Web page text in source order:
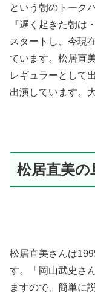
という朝のトーク
『遅く起きた朝は
スタートし、今現
ています。 松居直
レギュラーとして
出演しています。
松居直美の
松居直美さんは
す。「岡山武史さ
ますので、簡単に